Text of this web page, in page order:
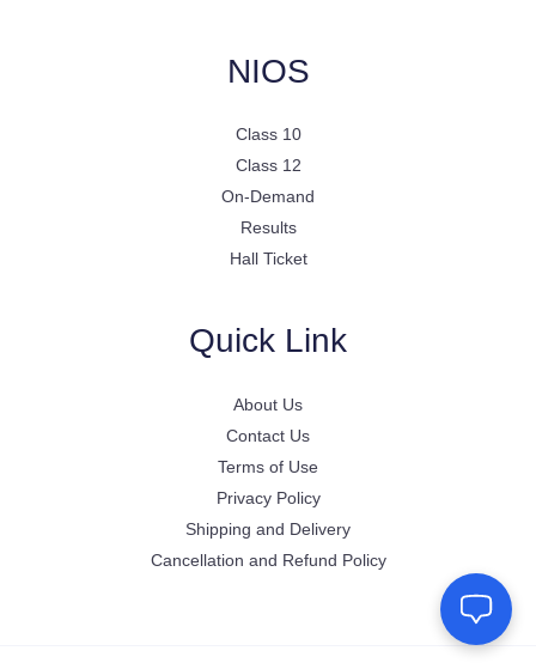
NIOS
Class 10
Class 12
On-Demand
Results
Hall Ticket
Quick Link
About Us
Contact Us
Terms of Use
Privacy Policy
Shipping and Delivery
Cancellation and Refund Policy